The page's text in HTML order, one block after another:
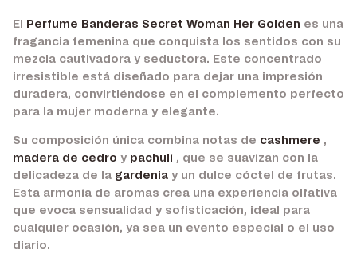
El Perfume Banderas Secret Woman Her Golden es una
fragancia femenina que conquista los sentidos con su
mezcla cautivadora y seductora. Este concentrado
irresistible está diseñado para dejar una impresión
duradera, convirtiéndose en el complemento perfecto
para la mujer moderna y elegante.
Su composición única combina notas de cashmere ,
madera de cedro y pachulí , que se suavizan con la
delicadeza de la gardenia y un dulce cóctel de frutas.
Esta armonía de aromas crea una experiencia olfativa
que evoca sensualidad y sofisticación, ideal para
cualquier ocasión, ya sea un evento especial o el uso
diario.